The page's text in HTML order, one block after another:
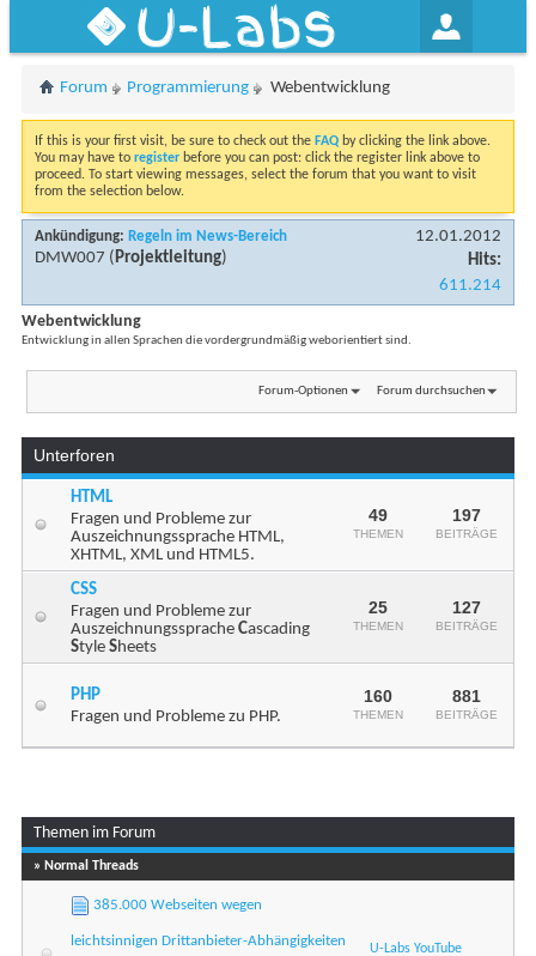
U-Labs
Forum Programmierung Webentwicklung
If this is your first visit, be sure to check out the FAQ by clicking the link above.
You may have to register before you can post: click the register link above to
proceed. To start viewing messages, select the forum that you want to visit
from the selection below.
Ankündigung: Regeln im News-Bereich
DMW007 (Projektleitung)
12.01.2012
Hits:
611.214
Webentwicklung
Entwicklung in allen Sprachen die vordergrundmäßig weborientiert sind.
Forum-Optionen Forum durchsuchen
Unterforen
HTML
Fragen und Probleme zur
Auszeichnungssprache HTML,
XHTML, XML und HTML5.
49
THEMEN
197
BEITRÄGE
CSS
Fragen und Probleme zur
Auszeichnungssprache Cascading
Style Sheets
25
THEMEN
127
BEITRÄGE
PHP
Fragen und Probleme zu PHP.
160
THEMEN
881
BEITRÄGE
Themen im Forum
» Normal Threads
385.000 Webseiten wegen
leichtsinnigen Drittanbieter-Abhängigkeiten U-Labs YouTube